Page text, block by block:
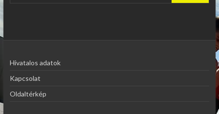
Hivatalos adatok
Kapcsolat
Oldaltérkép